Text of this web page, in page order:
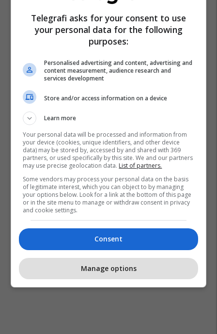
Telegrafi asks for your consent to use
your personal data for the following
purposes:
Personalised advertising and content, advertising and
content measurement, audience research and
services development
Store and/or access information on a device
Learn more
Your personal data will be processed and information from
your device (cookies, unique identifiers, and other device
data) may be stored by, accessed by and shared with 369
partners, or used specifically by this site. We and our partners
may use precise geolocation data. List of partners.
Some vendors may process your personal data on the basis
of legitimate interest, which you can object to by managing
your options below. Look for a link at the bottom of this page
or in the site menu to manage or withdraw consent in privacy
and cookie settings.
Consent
Manage options